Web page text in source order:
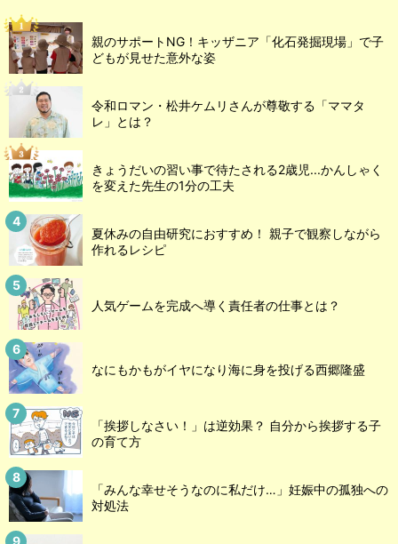
親のサポートNG！キッザニア「化石発掘現場」で子
どもが見せた意外な姿
令和ロマン・松井ケムリさんが尊敬する「ママタ
レ」とは？
きょうだいの習い事で待たされる2歳児...かんしゃく
を変えた先生の1分の工夫
夏休みの自由研究におすすめ！ 親子で観察しながら
作れるレシピ
人気ゲームを完成へ導く責任者の仕事とは？
なにもかもがイヤになり海に身を投げる西郷隆盛
「挨拶しなさい！」は逆効果？ 自分から挨拶する子
の育て方
「みんな幸せそうなのに私だけ…」妊娠中の孤独への
対処法